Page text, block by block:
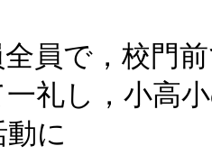
員で，校門
礼し，小高
に